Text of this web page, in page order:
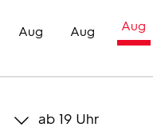
Aug Aug Aug
ab 19 Uhr